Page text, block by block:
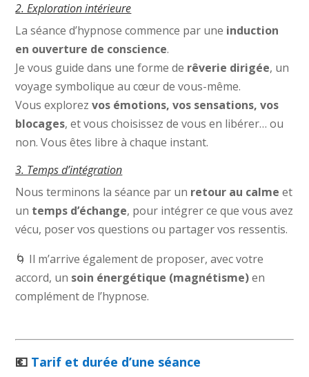
2. Exploration intérieure
La séance d’hypnose commence par une induction
en ouverture de conscience.
Je vous guide dans une forme de rêverie dirigée, un
voyage symbolique au cœur de vous-même.
Vous explorezvos émotions, vos sensations, vos
blocages, et vous choisissez de vous en libérer… ou
non. Vous êtes libre à chaque instant.
3. Temps d’intégration
Nous terminons la séance par un retour au calme et
un temps d’échange, pour intégrer ce que vous avez
vécu, poser vos questions ou partager vos ressentis.
🌀 Il m’arrive également de proposer, avec votre
accord, un soin énergétique (magnétisme)en
complément de l’hypnose.
💶 Tarif et durée d’une séance